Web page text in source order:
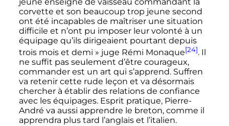
corvette et son beaucoup trop jeune second
ont été incapables de maîtriser une situation
difficile et n’ont pu imposer leur volonté à un
équipage qu’ils dirigeaient pourtant depuis
trois mois et demi » juge Rémi Monaque[24]. Il
ne suffit pas seulement d’être courageux,
commander est un art qui s’apprend. Suffren
va retenir cette rude leçon et va désormais
chercher à établir des relations de confiance
avec les équipages. Esprit pratique, Pierre-
André va aussi apprendre le breton, comme il
apprendra plus tard l’anglais et l’italien.